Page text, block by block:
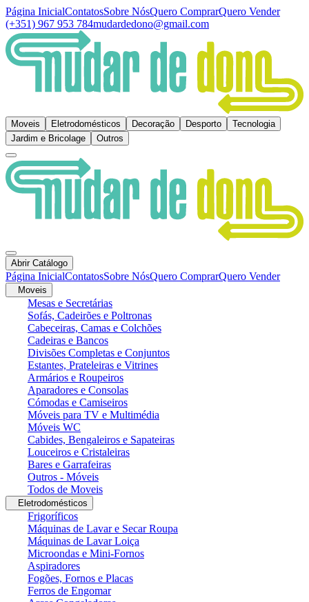
Página InicialContatosSobre NósQuero ComprarQuero Vender
(+351) 967 953 784mudardedono@gmail.com
Moveis Eletrodomésticos Decoração Desporto
Tecnologia
Jardim e Bricolage
Outros
Abrir Catálogo
Página InicialContatosSobre NósQuero ComprarQuero Vender
Moveis
Mesas e Secretárias
Sofás, Cadeirões e Poltronas
Cabeceiras, Camas e Colchões
Cadeiras e Bancos
Divisões Completas e Conjuntos
Estantes, Prateleiras e Vitrines
Armários e Roupeiros
Aparadores e Consolas
Cómodas e Camiseiros
Móveis para TV e Multimédia
Móveis WC
Cabides, Bengaleiros e Sapateiras
Louceiros e Cristaleiras
Bares e Garrafeiras
Outros - Móveis
Todos de Moveis
Eletrodomésticos
Frigoríficos
Máquinas de Lavar e Secar Roupa
Máquinas de Lavar Loiça
Microondas e Mini-Fornos
Aspiradores
Fogões, Fornos e Placas
Ferros de Engomar